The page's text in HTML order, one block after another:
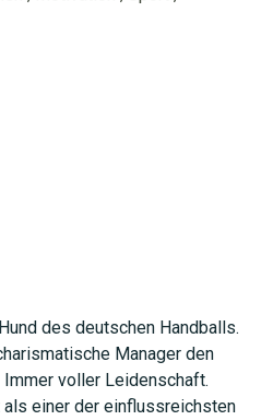
des deutschen Handballs.
Manager den
voller Leidenschaft.
als einer der einflussreichsten